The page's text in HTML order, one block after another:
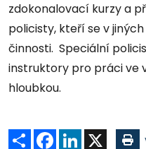
zdokonalovací kurzy a
policisty, kteří se v
činnosti. Speciální
instruktory pro práci ve
hloubkou.
Sdílet Facebook
LinkedIn